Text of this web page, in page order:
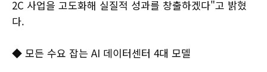
2C 사업을 고도화해 실질적 성과를 창출하겠다"고 밝혔
다.
◆ 모든 수요 잡는 AI 데이터센터 4대 모델